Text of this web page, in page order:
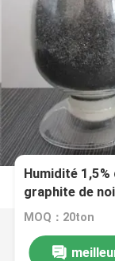
Humidité
graphite de
Batteries
MOQ：20ton